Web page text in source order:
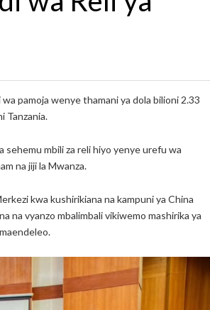
pamoja wenye thamani ya dola bilioni 2.33
Tanzania.
mbili za reli hiyo yenye urefu wa
na jiji la Mwanza.
kwa kushirikiana na kampuni ya China
vyanzo mbalimbali vikiwemo mashirika ya